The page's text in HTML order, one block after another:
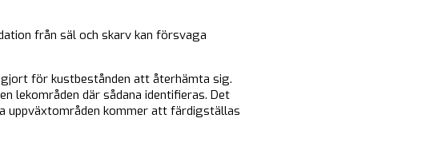
från säl och skarv kan försvaga
för kustbestånden att återhämta sig.
lekområden där sådana identifieras. Det
uppväxtområden kommer att färdigställas